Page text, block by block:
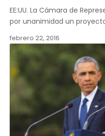
EE:UU. La Cámara de
por unanimidad un
febrero 22, 2016